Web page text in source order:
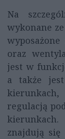
Na
wykonane
oraz
jest w
a także
regulacją
znajdują